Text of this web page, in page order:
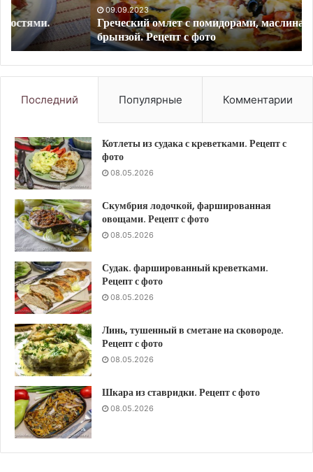
Рецепт
с
фото
09.09.2023
Греческий омлет с помидорами, маслинами и
брынзой. Рецепт с фото
Последний Популярные Комментарии
Котлеты из судака с креветками. Рецепт с
фото
08.05.2026
Скумбрия лодочкой, фаршированная
овощами. Рецепт с фото
08.05.2026
Судак. фаршированный креветками.
Рецепт с фото
08.05.2026
Линь, тушенный в сметане на сковороде.
Рецепт с фото
08.05.2026
Шкара из ставридки. Рецепт с фото
08.05.2026